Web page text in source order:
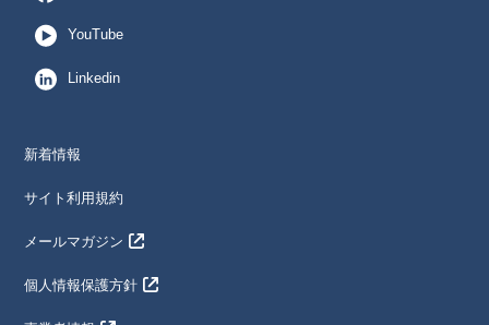
YouTube
Linkedin
新着情報
サイト利用規約
メールマガジン
個人情報保護方針